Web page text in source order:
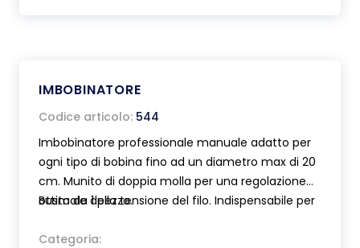
IMBOBINATORE
Codice articolo: 544
Imbobinatore professionale manuale adatto per
ogni tipo di bobina fino ad un diametro max di 20
cm. Munito di doppia molla per una regolazione
ottimale della tensione del filo. Indispensabile per
il filo da bobina a bobina per nylon dispenser,
Busta da 1 pezzo.
Categoria: